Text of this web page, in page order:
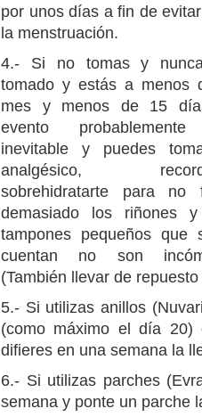
por unos días a fin de
la menstruación.
4.- Si no tomas y
tomado y estás a menos
mes y menos de 15
evento
inevitable y puedes
analgésico,
sobrehidratarte para no
demasiado los riñones
tampones pequeños que
cuentan no son
(También llevar de
5.- Si utilizas anillos
(como máximo el día
difieres en una semana la
6.- Si utilizas parches
semana y ponte un parche